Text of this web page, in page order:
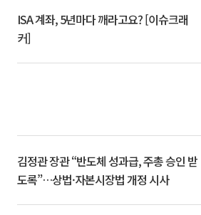
ISA 계좌, 5년마다 깨라고요? [이슈크래
커]
김정관 장관 “반도체 성과급, 주총 승인 받
도록”…상법·자본시장법 개정 시사